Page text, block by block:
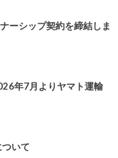
ーシップ契約を締結しま
年7月よりヤマト運輸
いて